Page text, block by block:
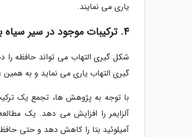
یاری می نمایند.
4. ترکیبات موجود در سیر سیاه برای حفظ سلامت مغز مفید هستند
شکل گیری التهاب می تواند حافظه را
گیری التهاب یاری می نماید و به
با توجه به پژوهش ها، تجمع یک ترکیب
آلزایمر را افزایش می دهد. یک
آمیلوئید بتا را کاهش دهد و حتی